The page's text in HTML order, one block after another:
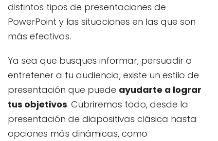
distintos tipos de presentaciones de
PowerPoint y las situaciones en las que son
más efectivas.
Ya sea que busques informar, persuadir o
entretener a tu audiencia, existe un estilo de
presentación que puede ayudarte a lograr
tus objetivos. Cubriremos todo, desde la
presentación de diapositivas clásica hasta
opciones más dinámicas, como